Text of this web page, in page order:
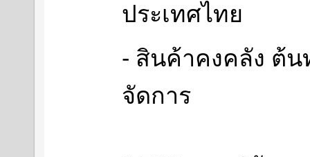
ประเทศไทย
- สินค้าคงคลัง ต้
จัดการ